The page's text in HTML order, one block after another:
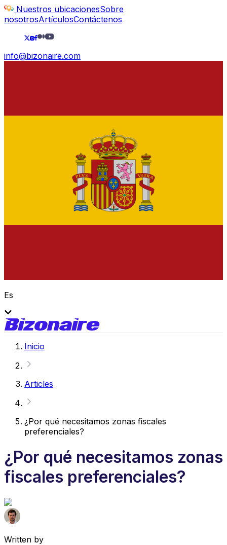
Nuestros ubicacionesSobre
nosotrosArtículosContáctenos
info@bizonaire.com
Es
Inicio
Articles
¿Por qué necesitamos zonas fiscales
preferenciales?
¿Por qué necesitamos zonas
fiscales preferenciales?
Written by